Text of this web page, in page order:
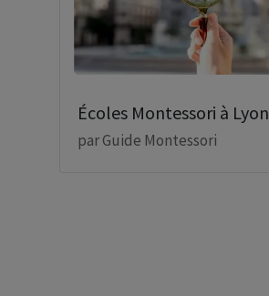
Écoles Montessori à Lyon
parGuide Montessori